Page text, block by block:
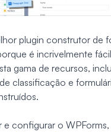
plugin construtor de
é incrivelmente
gama de recursos,
classificação e
e configurar o